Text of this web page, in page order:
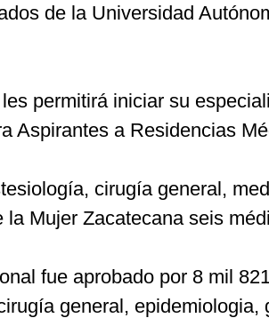
de la Universidad
permitirá iniciar su
Aspirantes a Residencias
cirugía general,
Mujer Zacatecana seis
fue aprobado por 8 mil
general,